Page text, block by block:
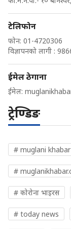
टेलिफोन
फोन: 01-4720306
विज्ञापनको लागी :
ईमेल ठेगाना
ईमेल:
ट्रेण्डिङ
# muglani khabar
#
# कोरोना भाइरस
# today news